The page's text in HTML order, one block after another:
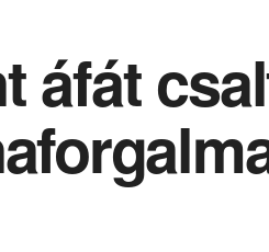
áfát